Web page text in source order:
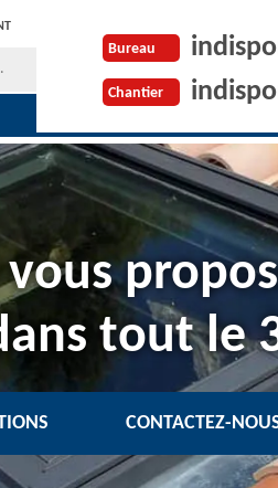
Bureau
Chantier
tout le
CONTACTEZ-